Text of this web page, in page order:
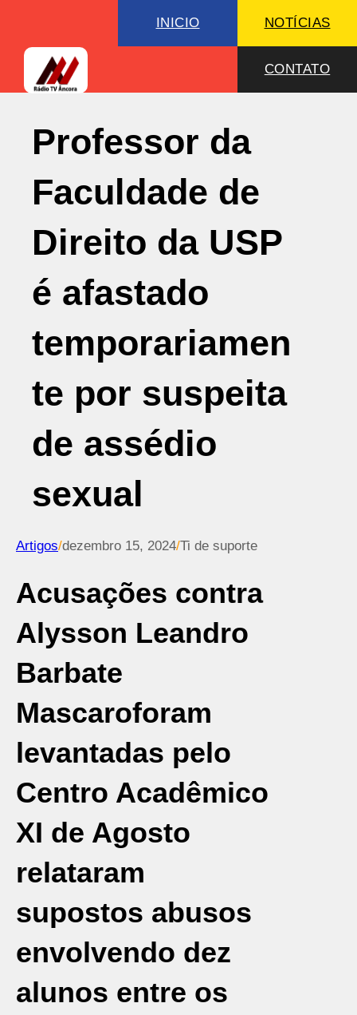
INICIO NOTÍCIAS
CONTATO
Professor da
Faculdade de
Direito da USP
é afastado
temporariamen
te por suspeita
de assédio
sexual
Artigos/dezembro 15, 2024/Ti de suporte
Acusações contra
Alysson Leandro
Barbate
Mascaroforam
levantadas pelo
Centro Acadêmico
XI de Agosto
relataram
supostos abusos
envolvendo dez
alunos entre os